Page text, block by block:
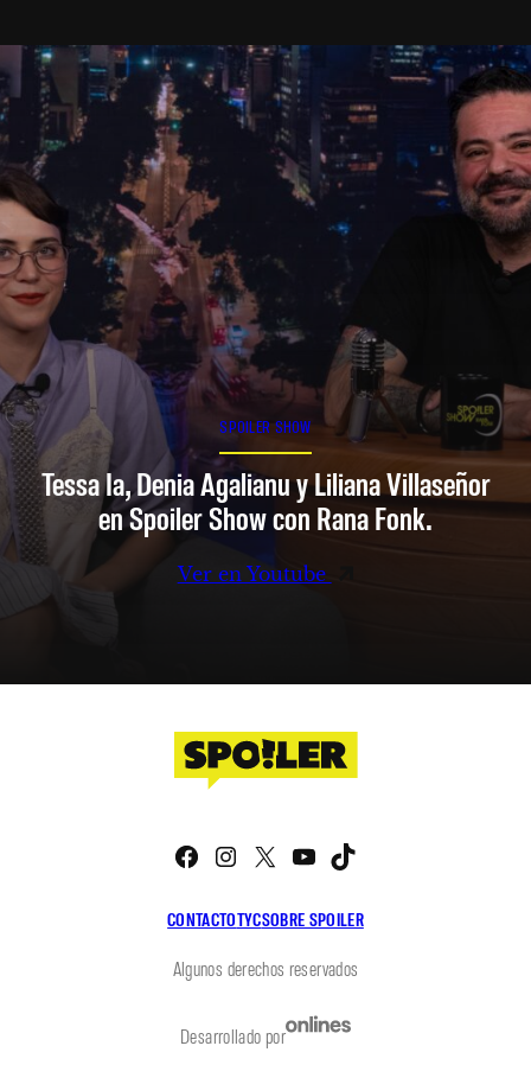
SPOILER SHOW
Tessa Ia, Denia Agalianu y Liliana Villaseñor
en Spoiler Show con Rana Fonk.
Ver en Youtube
CONTACTOTYCSOBRE SPOILER
Facebook
Instagram
X YouTube
Algunos derechos reservados
Desarrollado por